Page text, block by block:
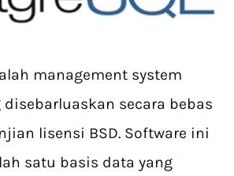
management system
disebarluaskan secara bebas
lisensi BSD. Software ini
satu basis data yang